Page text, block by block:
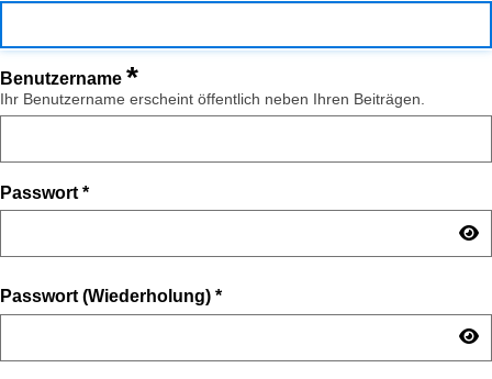
Benutzername *
Ihr Benutzername erscheint öffentlich neben Ihren Beiträgen.
Passwort *
Passwort (Wiederholung) *